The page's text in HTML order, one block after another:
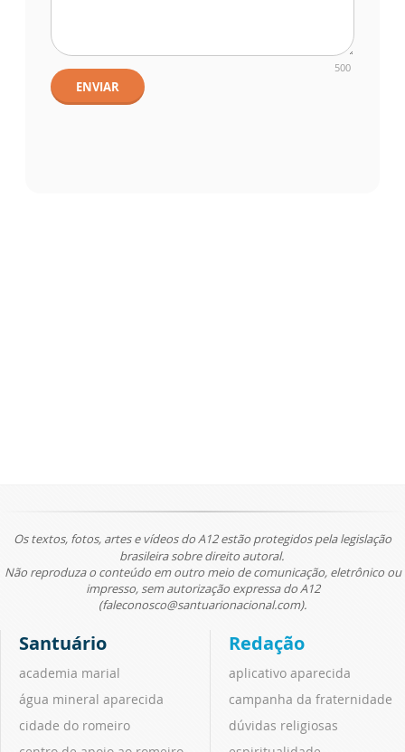
500
ENVIAR
Os textos, fotos, artes e vídeos do A12 estão protegidos pela legislação
brasileira sobre direito autoral.
Não reproduza o conteúdo em outro meio de comunicação, eletrônico ou
impresso, sem autorização expressa do A12
(faleconosco@santuarionacional.com).
Santuário
academia marial
água mineral aparecida
cidade do romeiro
Redação
aplicativo aparecida
campanha da fraternidade
dúvidas religiosas